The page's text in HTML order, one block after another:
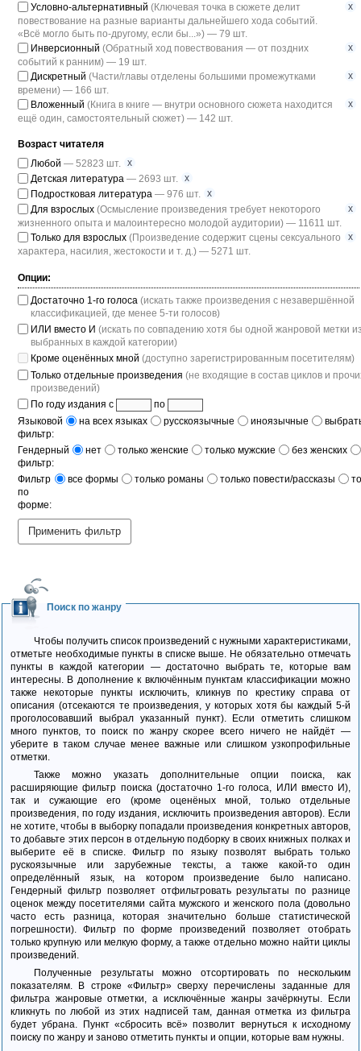
Условно-альтернативный (Ключевая точка в сюжете делит
повествование на разные варианты дальнейшего хода событий.
«Всё могло быть по-другому, если бы...») — 79 шт.
x
Инверсионный (Обратный ход повествования — от поздних
событий к ранним) — 19 шт.
x
Дискретный (Части/главы отделены большими промежутками
времени) — 166 шт.
x
Вложенный (Книга в книге — внутри основного сюжета находится
ещё один, самостоятельный сюжет) — 142 шт.
x
Возраст читателя
Любой — 52823 шт. x
Детская литература — 2693 шт. x
Подростковая литература — 976 шт. x
Для взрослых (Осмысление произведения требует некоторого
жизненного опыта и малоинтересно молодой аудитории) — 11611 шт.
x
Только для взрослых (Произведение содержит сцены сексуального
характера, насилия, жестокости и т. д.) — 5271 шт.
x
Опции:
Достаточно 1-го голоса (искать также произведения с незавершённой
классификацией, где менее 5-ти голосов)
ИЛИ вместо И (искать по совпадению хотя бы одной жанровой метки
выбранных в каждой категории)
Кроме оценённых мной (доступно зарегистрированным посетителям)
Только отдельные произведения (не входящие в состав циклов и
произведений)
По году издания с
по
Языковой
фильтр:
на всех языках русскоязычные иноязычные
Гендерный
фильтр:
нет только женские только мужские без женских
Фильтр
по
форме:
все формы только романы только повести/рассказы
Применить фильтр
Поиск по жанру
Чтобы получить список произведений с нужными характеристиками,
отметьте необходимые пункты в списке выше. Не обязательно отмечать
пункты в каждой категории — достаточно выбрать те, которые вам
интересны. В дополнение к включённым пунктам классификации можно
также некоторые пункты исключить, кликнув по крестику справа от
описания (отсекаются те произведения, у которых хотя бы каждый 5-й
проголосовавший выбрал указанный пункт). Если отметить слишком
много пунктов, то поиск по жанру скорее всего ничего не найдёт —
уберите в таком случае менее важные или слишком узкопрофильные
отметки.
Также можно указать дополнительные опции поиска, как
расширяющие фильтр поиска (достаточно 1-го голоса, ИЛИ вместо И),
так и сужающие его (кроме оценёных мной, только отдельные
произведения, по году издания, исключить произведения авторов). Если
не хотите, чтобы в выборку попадали произведения конкретных авторов,
то добавьте этих персон в отдельную подборку в своих книжных полках и
выберите её в списке. Фильтр по языку позволят выбрать только
рускоязычные или зарубежные тексты, а также какой-то один
определённый язык, на котором произведение было написано.
Гендерный фильтр позволяет отфильтровать результаты по разнице
оценок между посетителями сайта мужского и женского пола (довольно
часто есть разница, которая значительно больше статистической
погрешности). Фильтр по форме произведений позволяет отобрать
только крупную или мелкую форму, а также отдельно можно найти циклы
произведений.
Полученные результаты можно отсортировать по нескольким
показателям. В строке «Фильтр» сверху перечислены заданные для
фильтра жанровые отметки, а исключённые жанры зачёркнуты. Если
кликнуть по любой из этих надписей там, данная отметка из фильтра
будет убрана. Пункт «сбросить всё» позволит вернуться к исходному
поиску по жанру и заново отметить пункты и опции, которые вам нужны.